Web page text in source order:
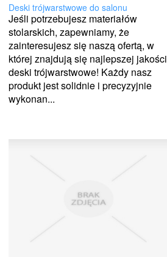
Deski trójwarstwowe do salonu
Jeśli potrzebujesz materiałów
stolarskich, zapewniamy, że
zainteresujesz się naszą ofertą, w
której znajdują się najlepszej jakości
deski trójwarstwowe! Każdy nasz
produkt jest solidnie i precyzyjnie
wykonan...